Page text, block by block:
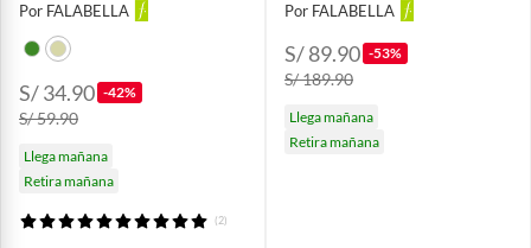
Por FALABELLA
S/ 34.90 -42%
S/ 59.90
Llega mañana
Retira mañana
(2)
Por FALABELLA
S/ 89.90 -53%
S/ 189.90
Llega mañana
Retira mañana